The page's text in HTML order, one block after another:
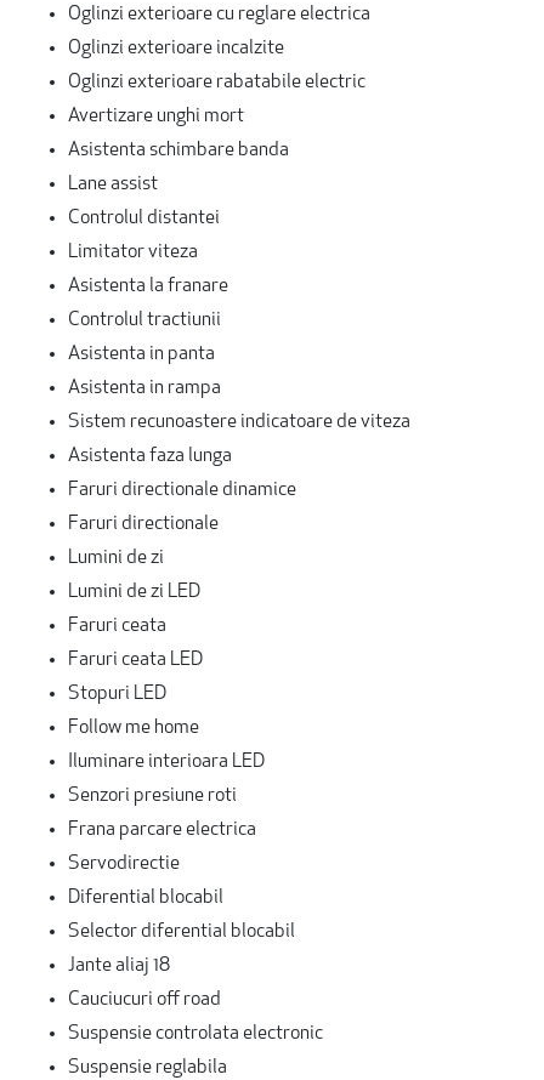
Oglinzi exterioare cu reglare electrica
Oglinzi exterioare incalzite
Oglinzi exterioare rabatabile electric
Avertizare unghi mort
Asistenta schimbare banda
Lane assist
Controlul distantei
Limitator viteza
Asistenta la franare
Controlul tractiunii
Asistenta in panta
Asistenta in rampa
Sistem recunoastere indicatoare de viteza
Asistenta faza lunga
Faruri directionale dinamice
Faruri directionale
Lumini de zi
Lumini de zi LED
Faruri ceata
Faruri ceata LED
Stopuri LED
Follow me home
Iluminare interioara LED
Senzori presiune roti
Frana parcare electrica
Servodirectie
Diferential blocabil
Selector diferential blocabil
Jante aliaj 18
Cauciucuri off road
Suspensie controlata electronic
Suspensie reglabila